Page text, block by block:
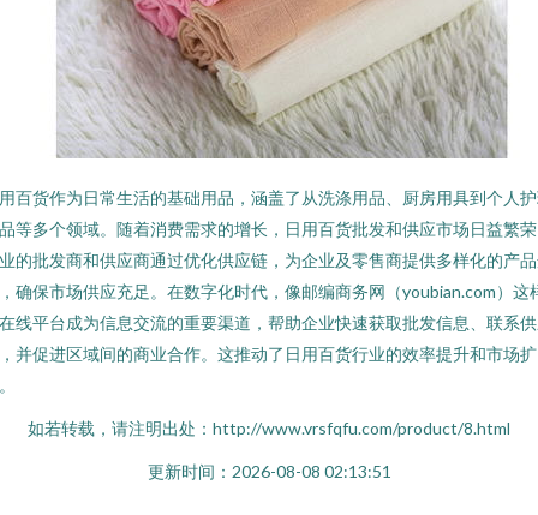
百货作为日常生活的基础用品，涵盖了从洗涤用品、厨房用具到个人
等多个领域。随着消费需求的增长，日用百货批发和供应市场日益繁
的批发商和供应商通过优化供应链，为企业及零售商提供多样化的产
确保市场供应充足。在数字化时代，像邮编商务网（youbian.com）这
线平台成为信息交流的重要渠道，帮助企业快速获取批发信息、联系
并促进区域间的商业合作。这推动了日用百货行业的效率提升和市场扩
如若转载，请注明出处：http://www.vrsfqfu.com/product/8.html
更新时间：2026-08-08 02:13:51